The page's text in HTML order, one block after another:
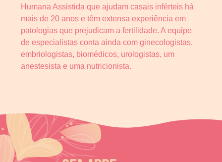
Humana Assistida que ajudam casais inférteis há
mais de 20 anos e têm extensa experiência em
patologias que prejudicam a fertilidade. A equipe
de especialistas conta ainda com ginecologistas,
embriologistas, biomédicos, urologistas, um
anestesista e uma nutricionista.